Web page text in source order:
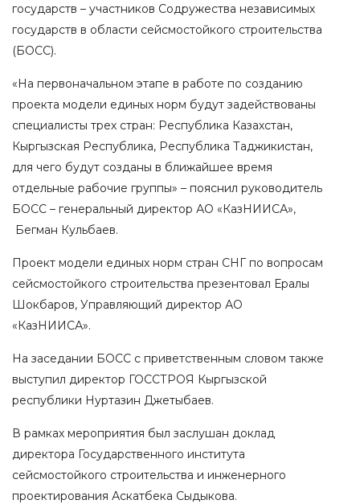
государств – участников Содружества независимых
государств в области сейсмостойкого строительства
(БОСС).
«На первоначальном этапе в работе по созданию
проекта модели единых норм будут задействованы
специалисты трех стран: Республика Казахстан,
Кыргызская Республика, Республика Таджикистан,
для чего будут созданы в ближайшее время
отдельные рабочие группы» – пояснил руководитель
БОСС – генеральный директор АО «КазНИИСА»,
Бегман Кульбаев.
Проект модели единых норм стран СНГ по вопросам
сейсмостойкого строительства презентовал Ералы
Шокбаров, Управляющий директор АО
«КазНИИСА».
На заседании БОСС с приветственным словом также
выступил директор ГОССТРОЯ Кыргызской
республики Нуртазин Джетыбаев.
В рамках мероприятия был заслушан доклад
директора Государственного института
сейсмостойкого строительства и инженерного
проектирования Аскатбека Сыдыкова.